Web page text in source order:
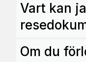
Vart kan
Om du